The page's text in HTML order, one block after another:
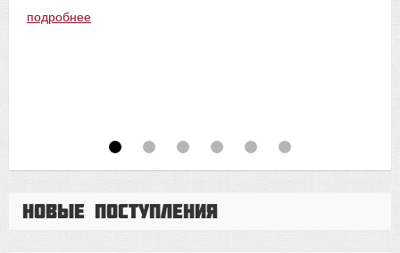
подробнее
Новые поступления